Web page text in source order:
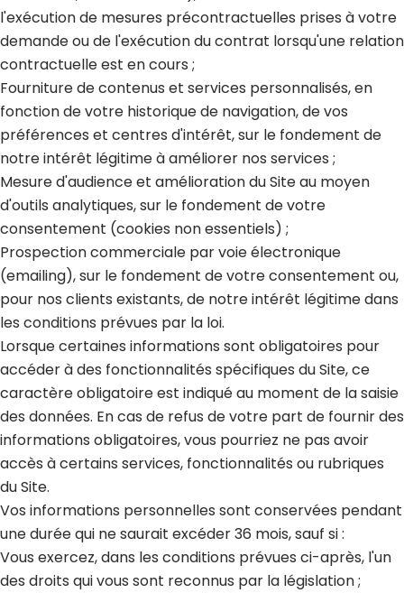
l'exécution de mesures précontractuelles prises à votre
demande ou de l'exécution du contrat lorsqu'une relation
contractuelle est en cours ;
Fourniture de contenus et services personnalisés, en
fonction de votre historique de navigation, de vos
préférences et centres d'intérêt, sur le fondement de
notre intérêt légitime à améliorer nos services ;
Mesure d'audience et amélioration du Site au moyen
d'outils analytiques, sur le fondement de votre
consentement (cookies non essentiels) ;
Prospection commerciale par voie électronique
(emailing), sur le fondement de votre consentement ou,
pour nos clients existants, de notre intérêt légitime dans
les conditions prévues par la loi.
Lorsque certaines informations sont obligatoires pour
accéder à des fonctionnalités spécifiques du Site, ce
caractère obligatoire est indiqué au moment de la saisie
des données. En cas de refus de votre part de fournir des
informations obligatoires, vous pourriez ne pas avoir
accès à certains services, fonctionnalités ou rubriques
du Site.
Vos informations personnelles sont conservées pendant
une durée qui ne saurait excéder 36 mois, sauf si :
Vous exercez, dans les conditions prévues ci-après, l'un
des droits qui vous sont reconnus par la législation ;